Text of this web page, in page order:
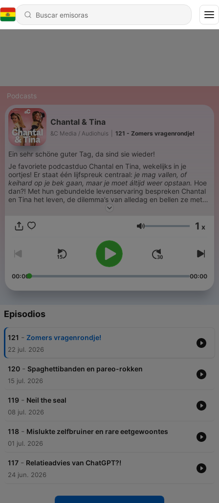
Podcasts
Chantal & Tina
&C Media / Audiohuis 121 - Zomers vragenrondje!
Ein sehr schöne guter Tag, da sind sie wieder!
Je favoriete podcastduo Chantal en Tina, wekelijks in je
oortjes! Er staat één lijfspreuk centraal: je mag vallen, of
keihard op je bek gaan, maar je moet áltijd weer opstaan. Hoe
dan?! Met hun gebundelde levenservaring bespreken Chantal
en Tina het leven, de dilemma’s van alledag en bellen ze met
BN’ers die blij zijn zodat jij daar ook blij van wordt. Viel Spaß!
Volumen 1 x
00:00 00:00
Episodios
121 - Zomers vragenrondje!
22 jul. 2026
120 - Spaghettibanden en pareo-rokken
15 jul. 2026
119 - Neil the seal
08 jul. 2026
118 - Mislukte zelfbruiner en rare eetgewoontes
01 jul. 2026
117 - Relatieadvies van ChatGPT?!
24 jun. 2026